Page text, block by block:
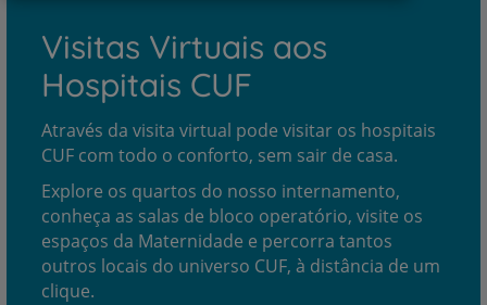
Visitas Virtuais aos
Hospitais CUF
Através da visita virtual pode visitar os hospitais
CUF com todo o conforto, sem sair de casa.
Explore os quartos do nosso internamento,
conheça as salas de bloco operatório, visite os
espaços da Maternidade e percorra tantos
outros locais do universo CUF, à distância de um
clique.